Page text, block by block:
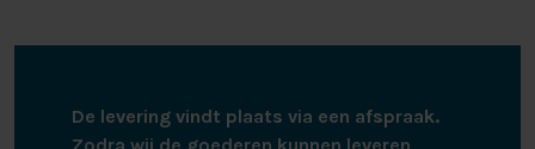
De levering vindt plaats via een afspraak.